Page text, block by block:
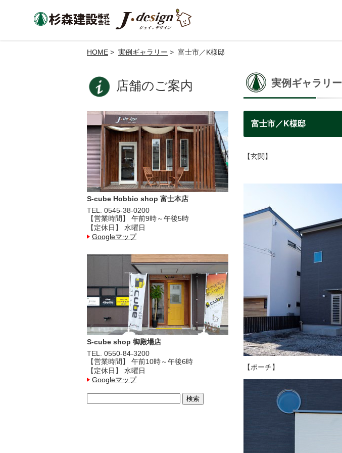
HOME > 実例ギャラリー > 富士市／K様邸
実例ギャラリー
富士市／K様邸
【玄関】
【ポーチ】
店舗のご案内
S-cube Hobbio shop 富士本店
TEL. 0545-38-0200
【営業時間】 午前9時～午後5時
【定休日】 水曜日
Googleマップ
S-cube shop 御殿場店
TEL. 0550-84-3200
【営業時間】 午前10時～午後6時
【定休日】 水曜日
Googleマップ